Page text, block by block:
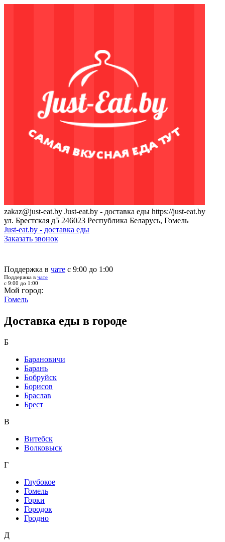
zakaz@just-eat.by Just-eat.by - доставка еды https://just-eat.by
ул. Брестская д5 246023 Республика Беларусь, Гомель
Just-eat.by - доставка еды
Заказать звонок
Поддержка в чате с 9:00 до 1:00
Поддержка в чате
с 9:00 до 1:00
Мой город:
Гомель
Доставка еды в городе
Б
Барановичи
Барань
Бобруйск
Борисов
Браслав
Брест
В
Витебск
Волковыск
Г
Глубокое
Гомель
Горки
Городок
Гродно
Д